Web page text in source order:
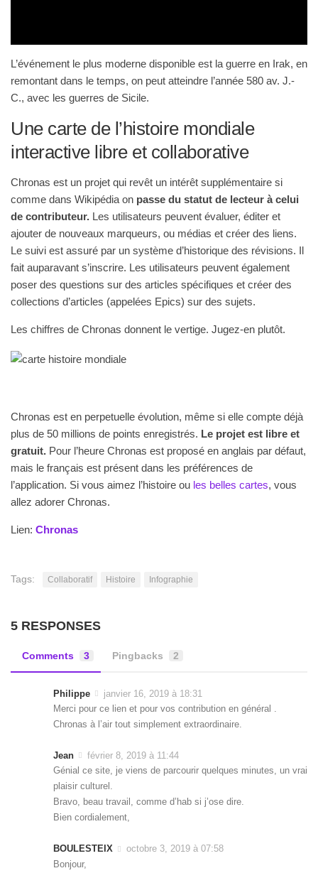
L’événement le plus moderne disponible est la guerre en Irak, en
remontant dans le temps, on peut atteindre l’année 580 av. J.-
C., avec les guerres de Sicile.
Une carte de l’histoire mondiale
interactive libre et collaborative
Chronas est un projet qui revêt un intérêt supplémentaire si
comme dans Wikipédia on passe du statut de lecteur à celui
de contributeur. Les utilisateurs peuvent évaluer, éditer et
ajouter de nouveaux marqueurs, ou médias et créer des liens.
Le suivi est assuré par un système d’historique des révisions. Il
fait auparavant s’inscrire. Les utilisateurs peuvent également
poser des questions sur des articles spécifiques et créer des
collections d’articles (appelées Epics) sur des sujets.
Les chiffres de Chronas donnent le vertige. Jugez-en plutôt.
Chronas est en perpetuelle évolution, même si elle compte déjà
plus de 50 millions de points enregistrés. Le projet est libre et
gratuit. Pour l’heure Chronas est proposé en anglais par défaut,
mais le français est présent dans les préférences de
l’application. Si vous aimez l’histoire ou les belles cartes, vous
allez adorer Chronas.
Lien: Chronas
Tags: Collaboratif Histoire Infographie
5 RESPONSES
Comments 3 Pingbacks 2
Philippe
janvier 16, 2019 à 18:31
Merci pour ce lien et pour vos contribution en général .
Chronas à l’air tout simplement extraordinaire.
Jean
février 8, 2019 à 11:44
Génial ce site, je viens de parcourir quelques minutes, un vrai
plaisir culturel.
Bravo, beau travail, comme d’hab si j’ose dire.
Bien cordialement,
BOULESTEIX
octobre 3, 2019 à 07:58
Bonjour,